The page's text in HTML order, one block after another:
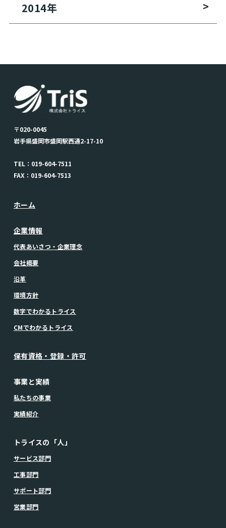
2014年
〒020-0045
岩手県盛岡市盛岡駅西通2-17-10
TEL：019-604-7511
FAX：019-604-7513
ホーム
企業情報
代表あいさつ・企業理念
会社概要
沿革
環境方針
数字でわかるトライス
CMでわかるトライス
保有資格・登録・許可
事業と実績
私たちの事業
実績紹介
トライスの「人」
サービス部門
工事部門
サポート部門
営業部門